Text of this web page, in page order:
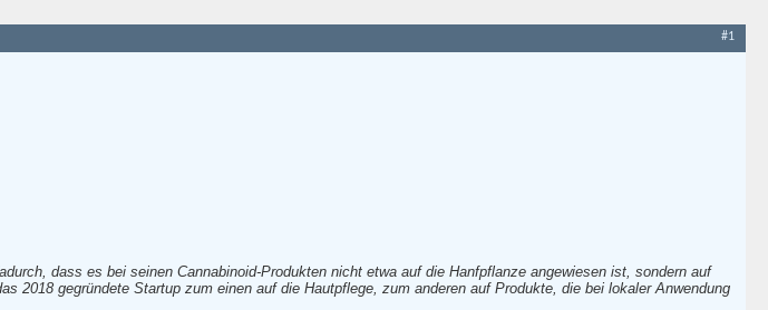
#1
dass es bei seinen Cannabinoid-Produkten nicht etwa auf die Hanfpflanze angewiesen ist, sondern auf
2018 gegründete Startup zum einen auf die Hautpflege, zum anderen auf Produkte, die bei lokaler Anwendung